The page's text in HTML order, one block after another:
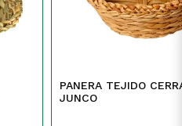
PANERA TEJIDO CERRADO DE
JUNCO